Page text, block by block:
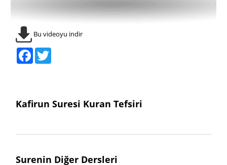
Bu videoyu indir
Facebook
Kafirun Suresi Kuran Tefsiri
Surenin Diğer Dersleri